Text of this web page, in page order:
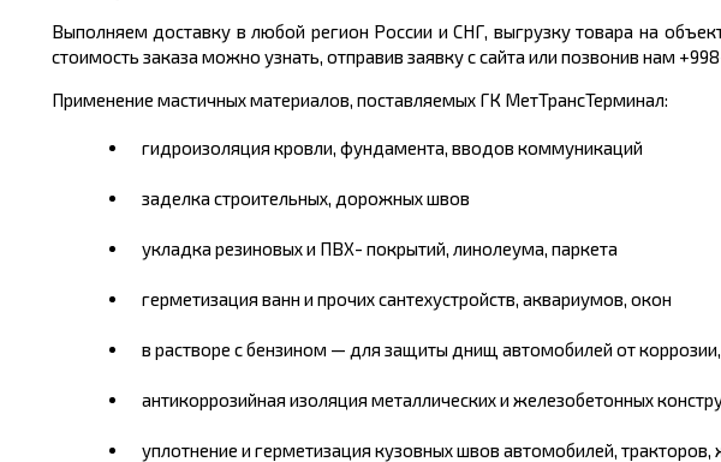
Выполняем доставку в любой регион России и СНГ, выгрузку товара на
стоимость заказа можно узнать, отправив заявку с сайта или позвонив нам
Применение мастичных материалов, поставляемых ГК МетТрансТерминал:
гидроизоляция кровли, фундамента, вводов коммуникаций
заделка строительных, дорожных швов
укладка резиновых и ПВХ- покрытий, линолеума, паркета
герметизация ванн и прочих сантехустройств, аквариумов, окон
в растворе с бензином — для защиты днищ автомобилей от
антикоррозийная изоляция металлических и железобетонных
уплотнение и герметизация кузовных швов автомобилей,